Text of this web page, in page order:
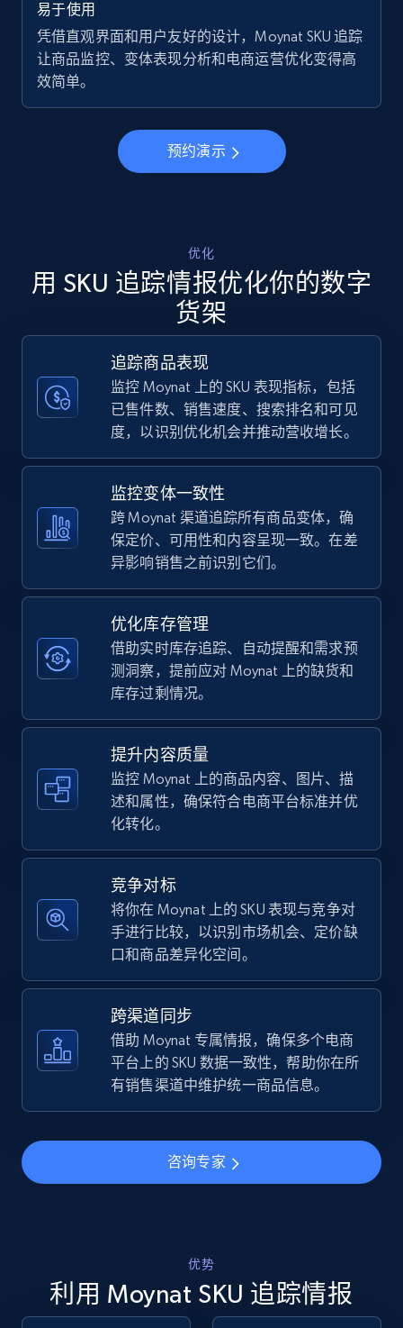
specific keywords
URL, Final price, Sku, Currency, Gtin,
Specifications, Image urls, Top reviews, and
more.
立即开始
Walmart - products - Discover products by
using sku numbers
URL, Final price, Sku, Currency, Gtin,
Specifications, Image urls, Top reviews, and
more.
875+ 立即开始
URL, Title, Available, Description, Currency, Initial
price, Final price, Discount percent, and more.
TikTok Shop - category
URL, Title, Available, Description, Currency, Initial
668+
TikTok Shop - Collect TikTok shop products
URL, Title, Available, Description, Currency, Initial
price, Final price, Discount percent, and more.
TikTok Shop - discover records by shop url
URL, Title, Available, Description, Currency, Initial
668+
Seller id, URL, Seller name, Description, Detailed
info, Stars, Feedbacks, Return policy, and more.
易于使用
凭借直观界面和用户友好的设计，Moynat SKU 追踪
让商品监控、变体表现分析和电商运营优化变得高
效简单。
预约演示
优化
用 SKU 追踪情报优化你的数字
货架
追踪商品表现
监控 Moynat 上的 SKU 表现指标，包括
已售件数、销售速度、搜索排名和可见
度，以识别优化机会并推动营收增长。
监控变体一致性
跨 Moynat 渠道追踪所有商品变体，确
保定价、可用性和内容呈现一致。在差
异影响销售之前识别它们。
优化库存管理
借助实时库存追踪、自动提醒和需求预
测洞察，提前应对 Moynat 上的缺货和
库存过剩情况。
提升内容质量
监控 Moynat 上的商品内容、图片、描
述和属性，确保符合电商平台标准并优
化转化。
竞争对标
将你在 Moynat 上的 SKU 表现与竞争对
手进行比较，以识别市场机会、定价缺
口和商品差异化空间。
跨渠道同步
借助 Moynat 专属情报，确保多个电商
平台上的 SKU 数据一致性，帮助你在所
有销售渠道中维护统一商品信息。
咨询专家
优势
利用 Moynat SKU 追踪情报